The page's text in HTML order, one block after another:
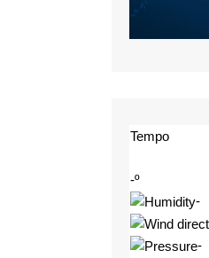
Tempo
-º
-
-